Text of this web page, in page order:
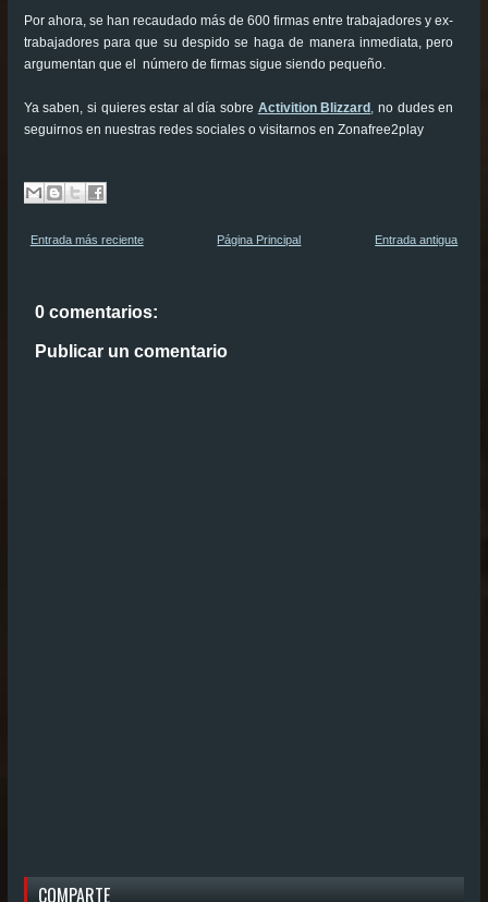
Por ahora, se han recaudado más de 600 firmas entre trabajadores y ex-
trabajadores para que su despido se haga de manera inmediata, pero
argumentan que el número de firmas sigue siendo pequeño.
Ya saben, si quieres estar al día sobre Activition Blizzard, no dudes en
seguirnos en nuestras redes sociales o visitarnos en Zonafree2play
Entrada más reciente Entrada antigua
Página Principal
0 comentarios:
Publicar un comentario
COMPARTE